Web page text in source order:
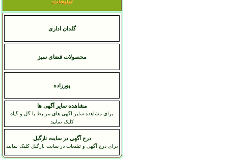
گلدان اداری
محصولات فضای سبز
پورزاده
مشاهده سایر آگهی ها
برای مشاهده سایر آگهی های مرتبط با گل و گیاه
کلیک نمایید
درج آگهی در سایت نارگیل
برای درج آگهی و تبلیغات در سایت نارگیل کلیک نمایید